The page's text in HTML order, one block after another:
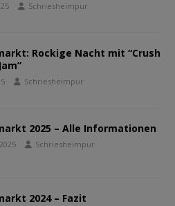
Schriesheimpur
Rockige Nacht mit “Crush
Schriesheimpur
2025 – Alle Informationen
Schriesheimpur
2024 – Fazit